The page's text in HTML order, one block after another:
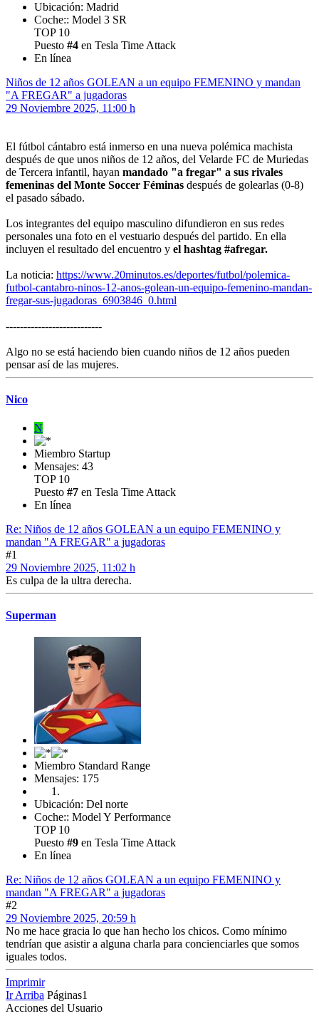
Ubicación: Madrid
Coche:: Model 3 SR
TOP 10
Puesto #4 en Tesla Time Attack
En línea
Niños de 12 años GOLEAN a un equipo FEMENINO y mandan
"A FREGAR" a jugadoras
29 Noviembre 2025, 11:00 h
El fútbol cántabro está inmerso en una nueva polémica machista
después de que unos niños de 12 años, del Velarde FC de Muriedas
de Tercera infantil, hayan mandado "a fregar" a sus rivales
femeninas del Monte Soccer Féminas después de golearlas (0-8)
el pasado sábado.
Los integrantes del equipo masculino difundieron en sus redes
personales una foto en el vestuario después del partido. En ella
incluyen el resultado del encuentro y el hashtag #afregar.
La noticia: https://www.20minutos.es/deportes/futbol/polemica-
futbol-cantabro-ninos-12-anos-golean-un-equipo-femenino-mandan-
fregar-sus-jugadoras_6903846_0.html
---------------------------
Algo no se está haciendo bien cuando niños de 12 años pueden
pensar así de las mujeres.
Nico
N
Miembro Startup
Mensajes: 43
TOP 10
Puesto #7 en Tesla Time Attack
En línea
Re: Niños de 12 años GOLEAN a un equipo FEMENINO y
mandan "A FREGAR" a jugadoras
#1
29 Noviembre 2025, 11:02 h
Es culpa de la ultra derecha.
Superman
Miembro Standard Range
Mensajes: 175
Ubicación: Del norte
Coche:: Model Y Performance
TOP 10
Puesto #9 en Tesla Time Attack
En línea
Re: Niños de 12 años GOLEAN a un equipo FEMENINO y
mandan "A FREGAR" a jugadoras
#2
29 Noviembre 2025, 20:59 h
No me hace gracia lo que han hecho los chicos. Como mínimo
tendrían que asistir a alguna charla para concienciarles que somos
iguales todos.
Imprimir
Ir Arriba Páginas1
Acciones del Usuario